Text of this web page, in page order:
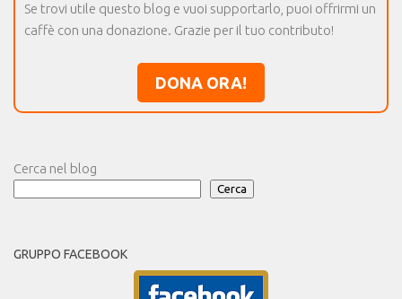
Se trovi utile questo blog e vuoi supportarlo, puoi offrirmi un
caffè con una donazione. Grazie per il tuo contributo!
DONA ORA!
Cerca nel blog
Cerca
GRUPPO FACEBOOK